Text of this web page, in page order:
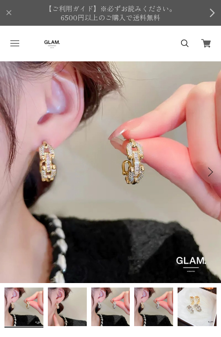
【ご利用ガイド】※必ずお読みください。
6500円以上のご購入で送料無料